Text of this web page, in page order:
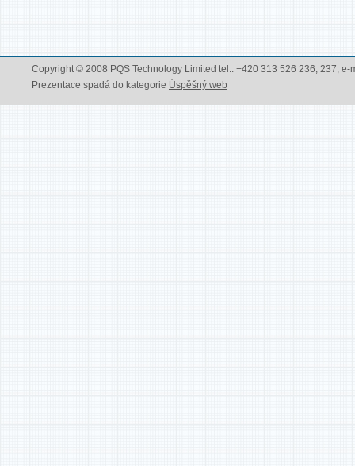
Copyright © 2008 PQS Technology Limited tel.: +420 313 526 236, 237, e-
Prezentace spadá do kategorie Úspěšný web